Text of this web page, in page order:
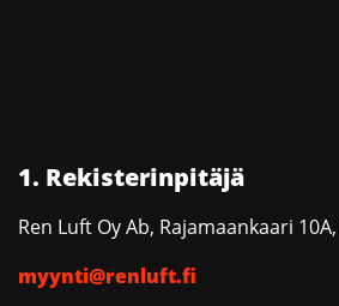
1. Rekisterinpitäjä
Ren Luft Oy Ab, Rajamaankaari
myynti@renluft.fi